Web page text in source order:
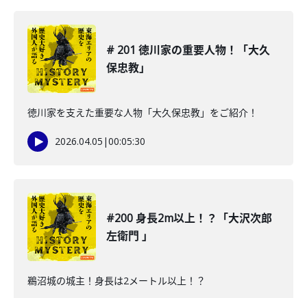
# 201 徳川家の重要人物！「大久
保忠教」
徳川家を支えた重要な人物「大久保忠教」をご紹介！
2026.04.05 |00:05:30
#200 身長2m以上！？「大沢次郎
左衛門 」
鵜沼城の城主！身長は2メートル以上！？